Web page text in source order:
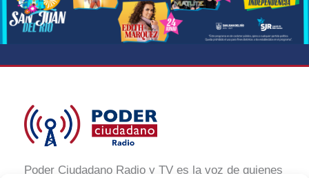
Poder Ciudadano Radio y TV es la voz de quienes